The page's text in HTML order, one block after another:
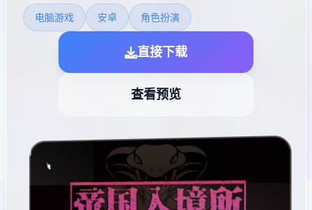
电脑游戏 安卓 角色扮演
直接下载
查看预览